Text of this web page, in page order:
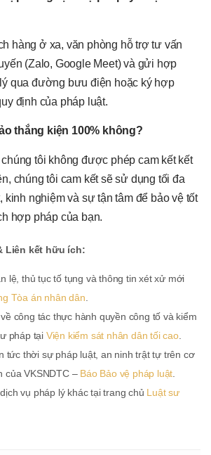
hàng ở xa, văn phòng hỗ trợ tư vấn
(Zalo, Google Meet) và gửi hợp
qua đường bưu điện hoặc ký hợp
định của pháp luật.
thắng kiện 100% không?
tôi không được phép cam kết kết
chúng tôi cam kết sẽ sử dụng tối đa
kinh nghiệm và sự tận tâm để bảo vệ tốt
hợp pháp của bạn.
Liên kết hữu ích:
lệ, thủ tục tố tụng và thông tin xét xử mới
Tòa án nhân dân
công tác thực hành quyền công tố và kiểm
pháp tại Viện kiểm sát nhân dân tối cao.
tức thời sự pháp luật, an ninh trật tự trên cơ
của VKSNDTC – Báo Bảo vệ pháp luật
vụ pháp lý khác tại trang chủ Luật sư